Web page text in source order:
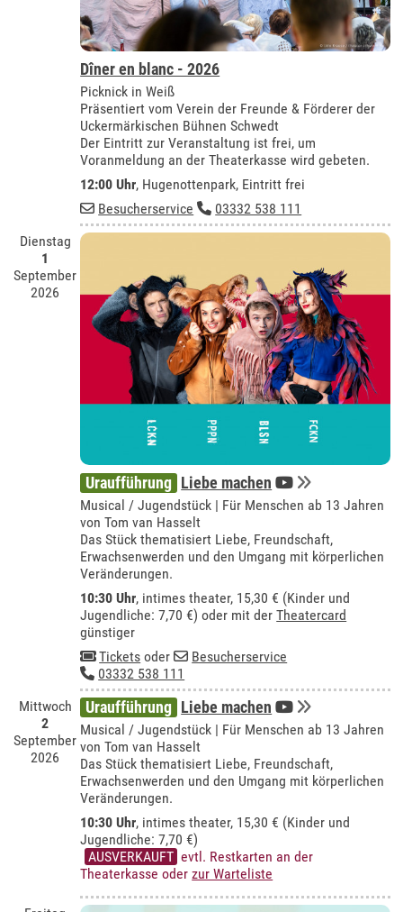
Dîner en blanc - 2026
Picknick in Weiß
Präsentiert vom Verein der Freunde & Förderer der
Uckermärkischen Bühnen Schwedt
Der Eintritt zur Veranstaltung ist frei, um
Voranmeldung an der Theaterkasse wird gebeten.
12:00 Uhr, Hugenottenpark, Eintritt frei
Besucherservice
03332 538 111
Dienstag
1
September
2026
Uraufführung Liebe machen
Musical / Jugendstück | Für Menschen ab 13 Jahren
von Tom van Hasselt
Das Stück thematisiert Liebe, Freundschaft,
Erwachsenwerden und den Umgang mit körperlichen
Veränderungen.
10:30 Uhr, intimes theater, 15,30 € (Kinder und
Jugendliche: 7,70 €) oder mit derTheatercard
günstiger
Tickets oder
Besucherservice
03332 538 111
Mittwoch
2
September
2026
Uraufführung Liebe machen
Musical / Jugendstück | Für Menschen ab 13 Jahren
von Tom van Hasselt
Das Stück thematisiert Liebe, Freundschaft,
Erwachsenwerden und den Umgang mit körperlichen
Veränderungen.
10:30 Uhr, intimes theater, 15,30 € (Kinder und
Jugendliche: 7,70 €)
AUSVERKAUFT evtl. Restkarten an der
Theaterkasse oderzur Warteliste